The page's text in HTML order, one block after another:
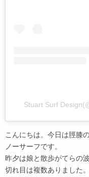
Stuart Surf
こんにちは。今日は脛膝
ノーサーフです。
昨夕は娘と散歩がてらの
切れ目は複数ありました。